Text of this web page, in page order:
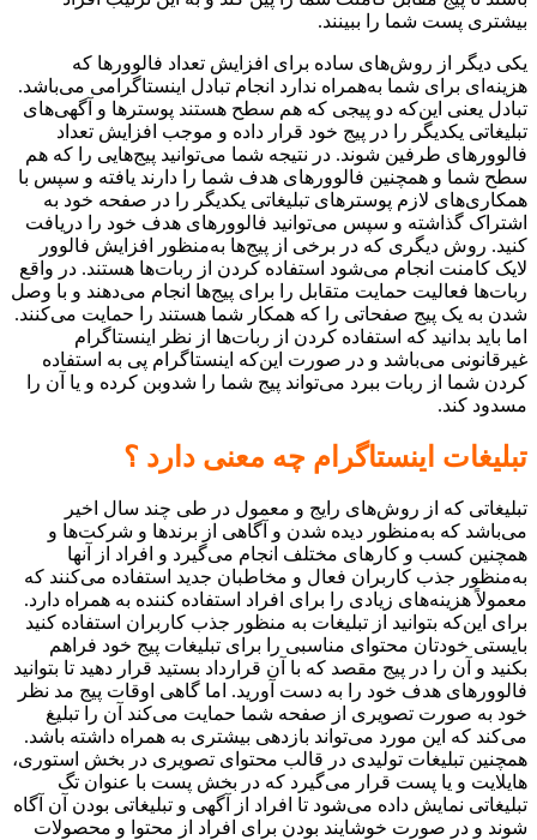
بیشتری پست شما را ببینند.
یکی دیگر از روش‌های ساده برای افزایش تعداد فالوورها که
هزینه‌ای برای شما به‌همراه ندارد انجام تبادل اینستاگرامی می‌باشد.
تبادل یعنی این‌که دو پیجی که هم سطح هستند پوسترها و آگهی‌های
تبلیغاتی یکدیگر را در پیج خود قرار داده و موجب افزایش تعداد
فالوورهای طرفین شوند. در نتیجه شما می‌توانید پیج‌هایی را که هم
سطح شما و همچنین فالوورهای هدف شما را دارند یافته و سپس با
همکاری‌های لازم پوسترهای تبلیغاتی یکدیگر را در صفحه خود به
اشتراک گذاشته و سپس می‌توانید فالوورهای هدف خود را دریافت
کنید. روش دیگری که در برخی از پیج‌ها به‌منظور افزایش فالوور
لایک کامنت انجام می‌شود استفاده کردن از ربات‌ها هستند. در واقع
ربات‌ها فعالیت حمایت متقابل را برای پیج‌ها انجام می‌دهند و با وصل
شدن به یک پیج صفحاتی را که همکار شما هستند را حمایت می‌کنند.
اما باید بدانید که استفاده کردن از ربات‌ها از نظر اینستاگرام
غیرقانونی می‌باشد و در صورت این‌که اینستاگرام پی به استفاده
کردن شما از ربات ببرد می‌تواند پیج شما را شدوبن کرده و یا آن را
مسدود کند.
تبلیغات اینستاگرام چه معنی دارد ؟
تبلیغاتی که از روش‌های رایج و معمول در طی چند سال اخیر
می‌باشد که به‌منظور دیده شدن و آگاهی از برندها و شرکت‌ها و
همچنین کسب و کارهای مختلف انجام می‌گیرد و افراد از آنها
به‌منظور جذب کاربران فعال و مخاطبان جدید استفاده می‌کنند که
معمولاً هزینه‌های زیادی را برای افراد استفاده کننده به همراه دارد.
برای این‌که بتوانید از تبلیغات به منظور جذب کاربران استفاده کنید
بایستی خودتان محتوای مناسبی را برای تبلیغات پیج خود فراهم
بکنید و آن را در پیج مقصد که با آن قرارداد بستید قرار دهید تا بتوانید
فالوورهای هدف خود را به دست آورید. اما گاهی اوقات پیج مد نظر
خود به صورت تصویری از صفحه شما حمایت می‌کند آن را تبلیغ
می‌کند که این مورد می‌تواند بازدهی بیشتری به همراه داشته باشد.
همچنین تبلیغات تولیدی در قالب محتوای تصویری در بخش استوری،
هایلایت و یا پست قرار می‌گیرد که در بخش پست با عنوان تگ
تبلیغاتی نمایش داده می‌شود تا افراد از آگهی و تبلیغاتی بودن آن آگاه
شوند و در صورت خوشایند بودن برای افراد از محتوا و محصولات